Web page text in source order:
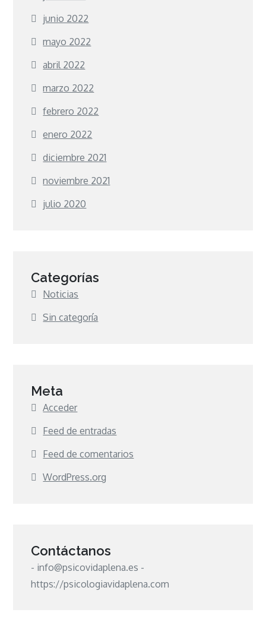
junio 2022
mayo 2022
abril 2022
marzo 2022
febrero 2022
enero 2022
diciembre 2021
noviembre 2021
julio 2020
Categorías
Noticias
Sin categoría
Meta
Acceder
Feed de entradas
Feed de comentarios
WordPress.org
Contáctanos
- info@psicovidaplena.es -
https://psicologiavidaplena.com